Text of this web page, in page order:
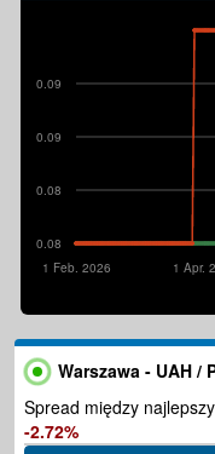
0.08
0.08
0.09
0.09
1 Apr.
1 Feb. 2026
Warszawa - UAH /
Spread między
-2.72%